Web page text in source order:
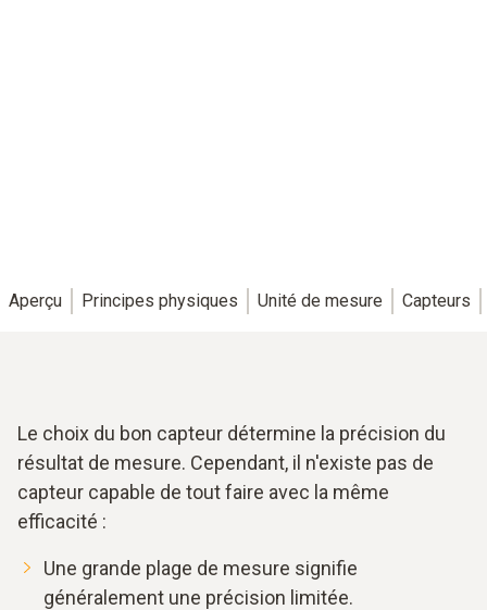
Aperçu Principes physiques Unité de mesure Capteurs
Le choix du bon capteur détermine la précision du
résultat de mesure. Cependant, il n'existe pas de
capteur capable de tout faire avec la même
efficacité :
Une grande plage de mesure signifie
généralement une précision limitée.